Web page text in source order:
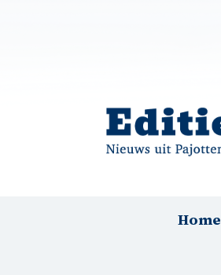
HoofdnavigatieHome